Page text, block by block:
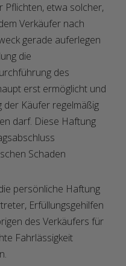
Pflichten, etwa solcher,
Verkäufer nach
gerade auferlegen
die
des
erst ermöglicht und
der Käufer regelmäßig
darf. Diese Haftung
Schaden
persönliche Haftung
Erfüllungsgehilfen
des Verkäufers für
Fahrlässigkeit